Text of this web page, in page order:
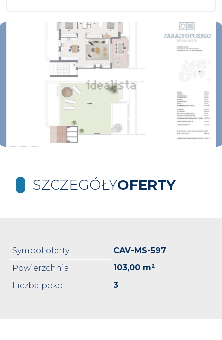
SZCZEGÓŁYOFERTY
Symbol oferty
CAV-MS-597
Powierzchnia
103,00 m²
Liczba pokoi
3